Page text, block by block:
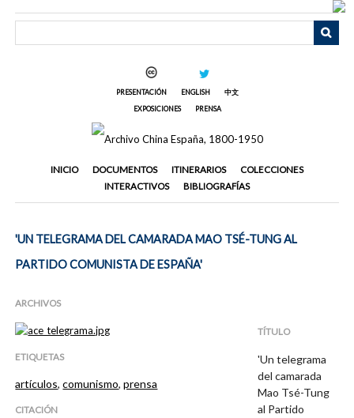
PRESENTACIÓN ENGLISH
中文
EXPOSICIONES
PRENSA
INICIO DOCUMENTOS ITINERARIOS
COLECCIONES
INTERACTIVOS
BIBLIOGRAFÍAS
'UN TELEGRAMA DEL CAMARADA MAO TSÉ-TUNG AL
PARTIDO COMUNISTA DE ESPAÑA'
ARCHIVOS
ETIQUETAS
artículos,comunismo,prensa
CITACIÓN
TÍTULO
'Un telegrama
del camarada
Mao Tsé-Tung
al Partido